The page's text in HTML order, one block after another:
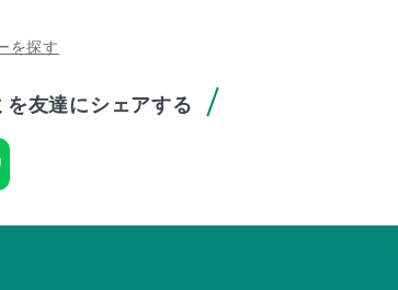
を探す
友達にシェアする